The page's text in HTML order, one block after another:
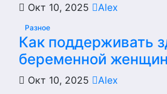
Окт 10, 2025 Alex
Разное
Как поддерживать
беременной
Окт 10, 2025 Alex